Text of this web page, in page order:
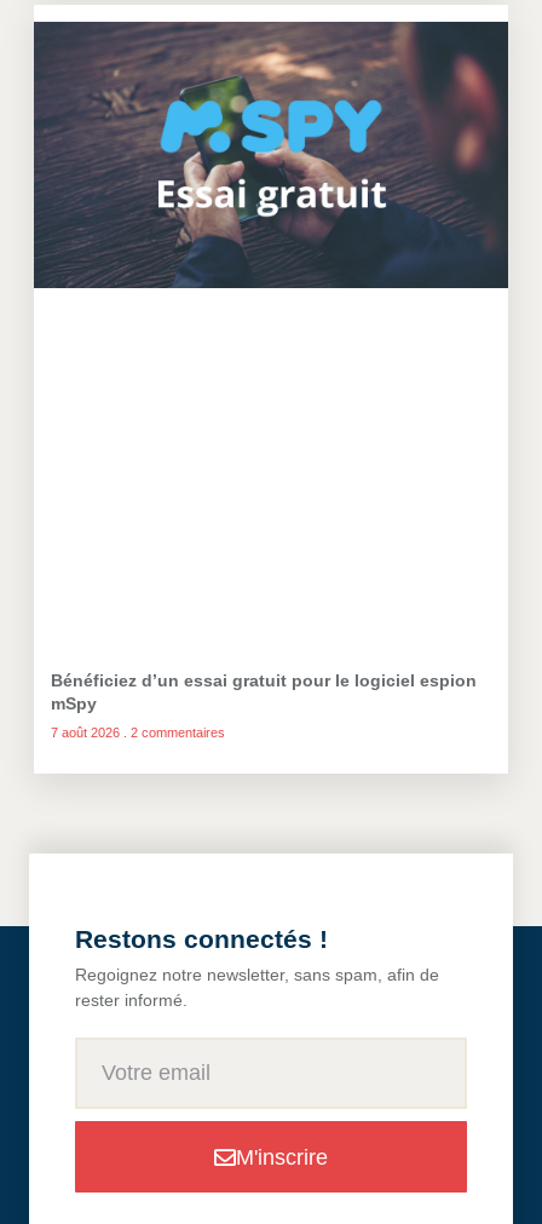
Bénéficiez d’un essai gratuit pour le logiciel espion
mSpy
7 août 2026 2 commentaires
Restons connectés !
Regoignez notre newsletter, sans spam, afin de
rester informé.
M'inscrire